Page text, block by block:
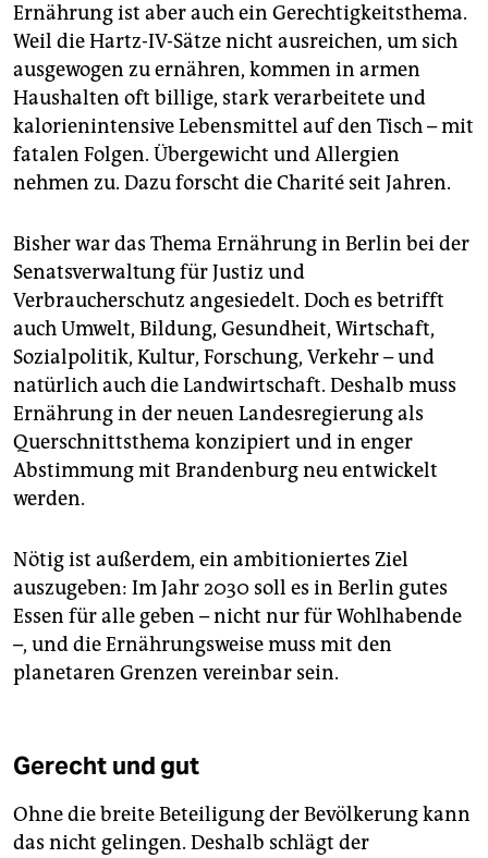
Ernährung ist aber auch ein Gerechtigkeitsthema.
Weil die Hartz-IV-Sätze nicht ausreichen, um sich
ausgewogen zu ernähren, kommen in armen
Haushalten oft billige, stark verarbeitete und
kalorienintensive Lebensmittel auf den Tisch – mit
fatalen Folgen. Übergewicht und Allergien
nehmen zu. Dazu forscht die Charité seit Jahren.
Bisher war das Thema Ernährung in Berlin bei der
Senatsverwaltung für Justiz und
Verbraucherschutz angesiedelt. Doch es betrifft
auch Umwelt, Bildung, Gesundheit, Wirtschaft,
Sozialpolitik, Kultur, Forschung, Verkehr – und
natürlich auch die Landwirtschaft. Deshalb muss
Ernährung in der neuen Landesregierung als
Querschnittsthema konzipiert und in enger
Abstimmung mit Brandenburg neu entwickelt
werden.
Nötig ist außerdem, ein ambitioniertes Ziel
auszugeben: Im Jahr 2030 soll es in Berlin gutes
Essen für alle geben – nicht nur für Wohlhabende
–, und die Ernährungsweise muss mit den
planetaren Grenzen vereinbar sein.
Gerecht und gut
Ohne die breite Beteiligung der Bevölkerung kann
das nicht gelingen. Deshalb schlägt der